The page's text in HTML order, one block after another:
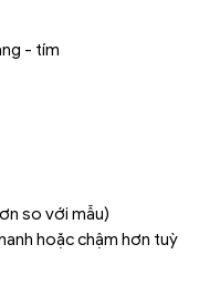
- tím
so với mẫu)
hoặc chậm hơn tuỳ